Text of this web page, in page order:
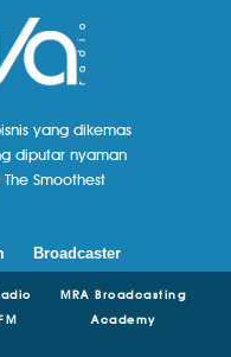
yang dikemas
diputar nyaman
Smoothest
Broadcaster
MRA Broadcasting
Academy